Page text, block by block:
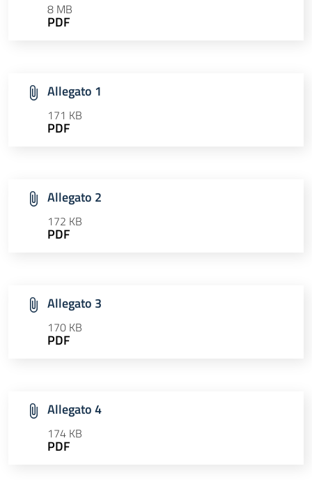
8 MB
PDF
Allegato 1
171 KB
PDF
Allegato 2
172 KB
PDF
Allegato 3
170 KB
PDF
Allegato 4
174 KB
PDF